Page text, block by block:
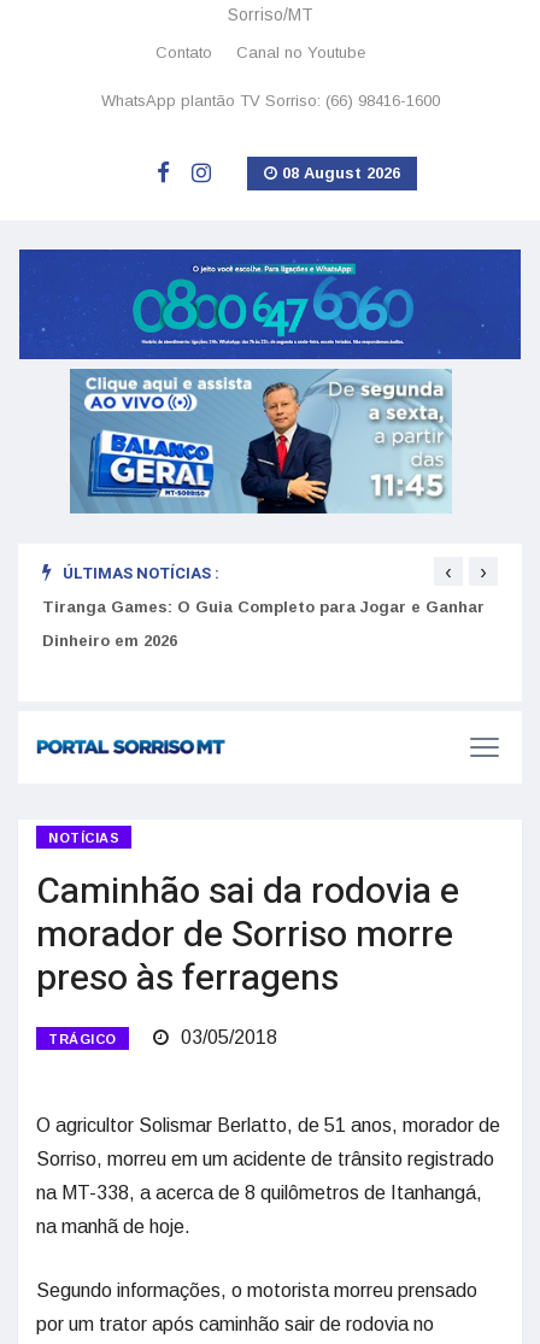
Sorriso/MT
Contato Canal no Youtube
WhatsApp plantão TV Sorriso: (66) 98416-1600
08 August 2026
ÚLTIMAS NOTÍCIAS :
Tiranga Games: O Guia Completo para Jogar e Ganhar
Dinheiro em 2026
‹ ›
NOTÍCIAS
Caminhão sai da rodovia e
morador de Sorriso morre
preso às ferragens
TRÁGICO 03/05/2018
O agricultor Solismar Berlatto, de 51 anos, morador de
Sorriso, morreu em um acidente de trânsito registrado
na MT-338, a acerca de 8 quilômetros de Itanhangá,
na manhã de hoje.
Segundo informações, o motorista morreu prensado
por um trator após caminhão sair de rodovia no